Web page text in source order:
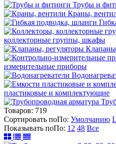
Трубы и
Краны,
коллекторные группы, шкафы
измерительные приборы
пластиковые и комплектующие
Товаров: 719
Сортировать поПо: Умолчанию
Показывать поПо: 12 48 Все